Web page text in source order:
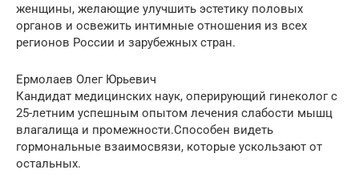
женщины, желающие улучшить эстетику половых
органов и освежить интимные отношения из всех
регионов России и зарубежных стран.
Ермолаев Олег Юрьевич
Кандидат медицинских наук, оперирующий гинеколог с
25-летним успешным опытом лечения слабости мышц
влагалища и промежности.Способен видеть
гормональные взаимосвязи, которые ускользают от
остальных.